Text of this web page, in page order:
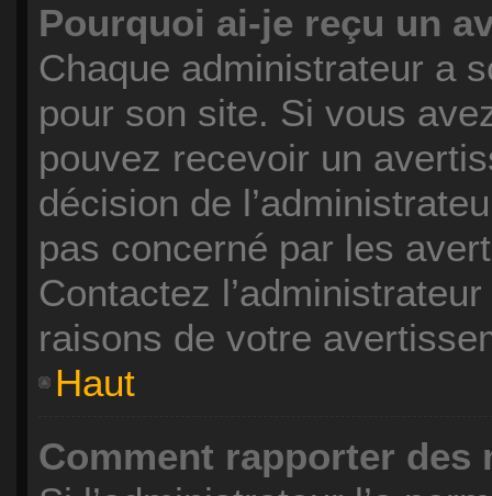
Pourquoi ai-je reçu un
Chaque administrateur a
pour son site. Si vous
pouvez recevoir un
décision de
pas concerné par les
Contactez
raisons de votre
Haut
Comment rapporter des